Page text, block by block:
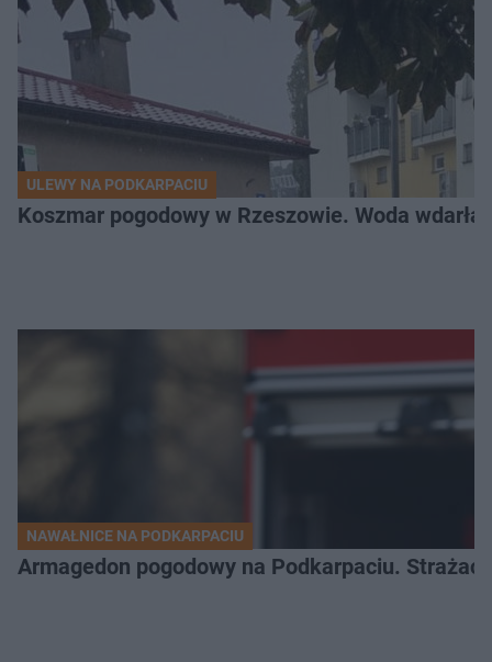
ULEWY NA PODKARPACIU
Koszmar pogodowy w Rzeszowie. Woda
NAWAŁNICE NA PODKARPACIU
Armagedon pogodowy na Podkarpaciu.